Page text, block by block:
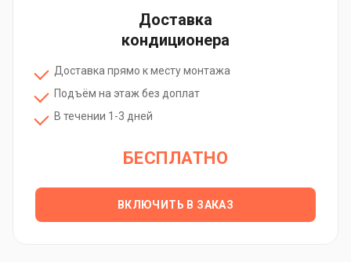
Доставка
кондиционера
Доставка прямо к месту монтажа
Подъём на этаж без доплат
В течении 1-3 дней
БЕСПЛАТНО
ВКЛЮЧИТЬ В ЗАКАЗ